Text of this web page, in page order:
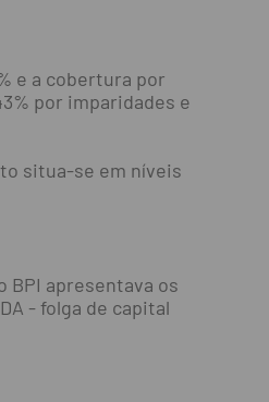
e a cobertura por
por imparidades e
situa-se em níveis
BPI apresentava os
- folga de capital